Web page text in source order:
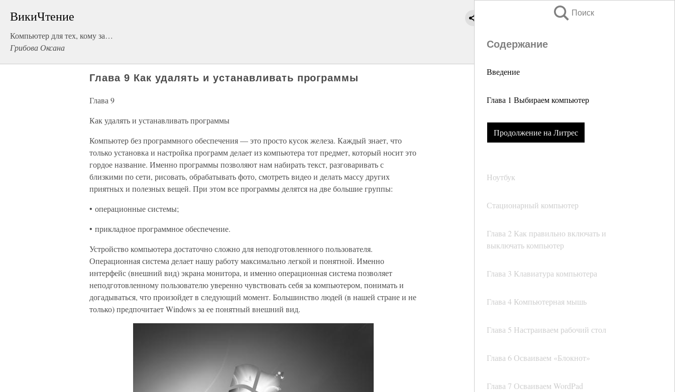
ВикиЧтение
Компьютер для тех, кому за…
Грибова Оксана
Поиск
Содержание
Введение
Глава 1 Выбираем компьютер
Продолжение на Литрес
Ноутбук
Стационарный компьютер
Глава 2 Как правильно включать и
выключать компьютер
Глава 3 Клавиатура компьютера
Глава 4 Компьютерная мышь
Глава 5 Настраиваем рабочий стол
Глава 6 Осваиваем «Блокнот»
Глава 7 Осваиваем WordPad
Глава 9 Как удалять и устанавливать программы
Глава 9
Как удалять и устанавливать программы
Компьютер без программного обеспечения — это просто кусок железа. Каждый знает, что
только установка и настройка программ делает из компьютера тот предмет, который носит это
гордое название. Именно программы позволяют нам набирать текст, разговаривать с
близкими по сети, рисовать, обрабатывать фото, смотреть видео и делать массу других
приятных и полезных вещей. При этом все программы делятся на две большие группы:
• операционные системы;
• прикладное программное обеспечение.
Устройство компьютера достаточно сложно для неподготовленного пользователя.
Операционная система делает нашу работу максимально легкой и понятной. Именно
интерфейс (внешний вид) экрана монитора, и именно операционная система позволяет
неподготовленному пользователю уверенно чувствовать себя за компьютером, понимать и
догадываться, что произойдет в следующий момент. Большинство людей (в нашей стране и не
только) предпочитает Windows за ее понятный внешний вид.